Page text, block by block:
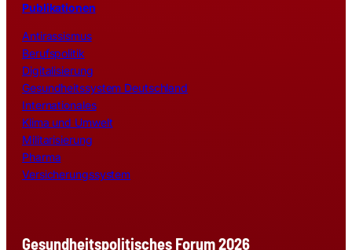
Publikationen
Antirassismus
Berufspolitik
Digitalisierung
Gesundheitssystem Deutschland
Internationales
Klima und Umwelt
Militarisierung
Pharma
Versicherungssystem
Gesundheitspolitisches Forum 2026